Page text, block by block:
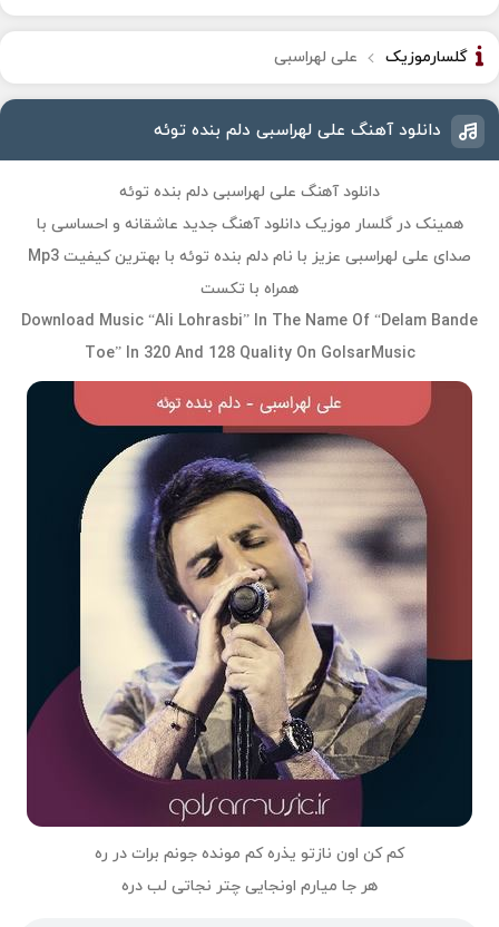
گلسارموزیک علی لهراسبی
دانلود آهنگ علی لهراسبی دلم بنده توئه
دانلود آهنگ علی لهراسبی دلم بنده توئه
همینک در گلسار موزیک دانلود آهنگ جدید عاشقانه و احساسی با
صدای علی لهراسبی عزیز با نام دلم بنده توئه با بهترین کیفیت Mp3
همراه با تکست
Download Music “Ali Lohrasbi” In The Name Of “Delam Bande
Toe” In 320 And 128 Quality On GolsarMusic
کم کن اون نازتو یذره کم مونده جونم برات در ره
هر جا میارم اونجایی چتر نجاتی لب دره